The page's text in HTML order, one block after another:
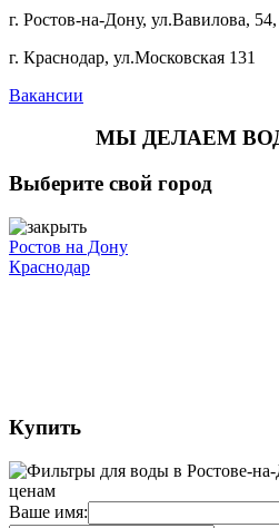
г. Ростов-на-Дону, ул.Вавилова, 54,
г. Краснодар, ул.Московская 131
Вакансии
МЫ ДЕЛАЕМ
Выберите свой город
Ростов на Дону
Краснодар
Купить
Ваше имя: